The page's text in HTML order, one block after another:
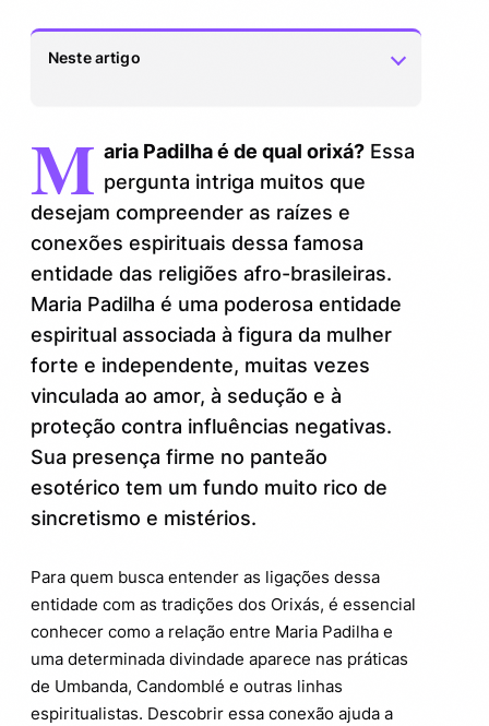
Neste artigo
1.
Quem foi Maria Padilha? Breve
contextualização histórica e espiritual
2.
Maria Padilha é de qual Orixá? Entenda a
conexão espiritual
Características que aproximam Maria
Padilha e Exu
4.
Como reconhecer Maria Padilha e seu
Orixá protetor no dia a dia
5.
Curiosidades que você talvez não saiba
sobre Maria Padilha
M aria Padilha é de qual orixá?Essa
pergunta intriga muitos que
desejam compreender as raízes e
conexões espirituais dessa famosa
entidade das religiões afro-brasileiras.
Maria Padilha é uma poderosa entidade
espiritual associada à figura da mulher
forte e independente, muitas vezes
vinculada ao amor, à sedução e à
proteção contra influências negativas.
Sua presença firme no panteão
esotérico tem um fundo muito rico de
sincretismo e mistérios.
Para quem busca entender as ligações dessa
entidade com as tradições dos Orixás, é essencial
conhecer como a relação entre Maria Padilha e
uma determinada divindade aparece nas práticas
de Umbanda, Candomblé e outras linhas
espiritualistas. Descobrir essa conexão ajuda a